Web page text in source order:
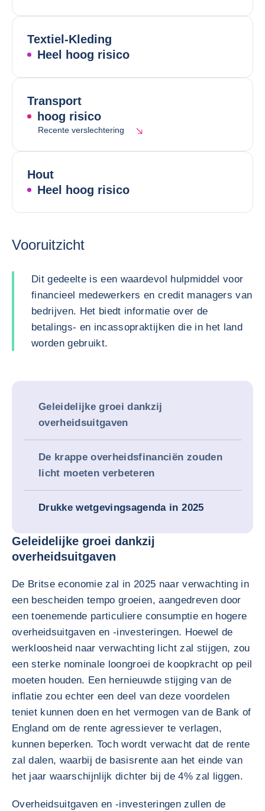
Textiel-Kleding
Heel hoog risico
Transport
hoog risico
Recente verslechtering
Hout
Heel hoog risico
Vooruitzicht
Dit gedeelte is een waardevol hulpmiddel voor
financieel medewerkers en credit managers van
bedrijven. Het biedt informatie over de
betalings- en incassopraktijken die in het land
worden gebruikt.
Geleidelijke groei dankzij
overheidsuitgaven
De krappe overheidsfinanciën zouden
licht moeten verbeteren
Drukke wetgevingsagenda in 2025
Geleidelijke groei dankzij
overheidsuitgaven
De Britse economie zal in 2025 naar verwachting in
een bescheiden tempo groeien, aangedreven door
een toenemende particuliere consumptie en hogere
overheidsuitgaven en -investeringen. Hoewel de
werkloosheid naar verwachting licht zal stijgen, zou
een sterke nominale loongroei de koopkracht op peil
moeten houden. Een hernieuwde stijging van de
inflatie zou echter een deel van deze voordelen
teniet kunnen doen en het vermogen van de Bank of
England om de rente agressiever te verlagen,
kunnen beperken. Toch wordt verwacht dat de rente
zal dalen, waarbij de basisrente aan het einde van
het jaar waarschijnlijk dichter bij de 4% zal liggen.
Overheidsuitgaven en -investeringen zullen de